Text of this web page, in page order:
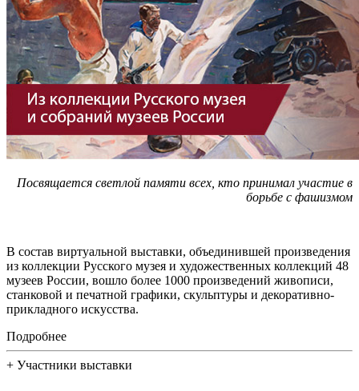
Посвящается светлой памяти всех, кто принимал участие в
борьбе с фашизмом
В состав виртуальной выставки, объединившей произведения
из коллекции Русского музея и художественных коллекций 48
музеев России, вошло более 1000 произведений живописи,
станковой и печатной графики, скульптуры и декоративно-
прикладного искусства.
Подробнее
+ Участники выставки